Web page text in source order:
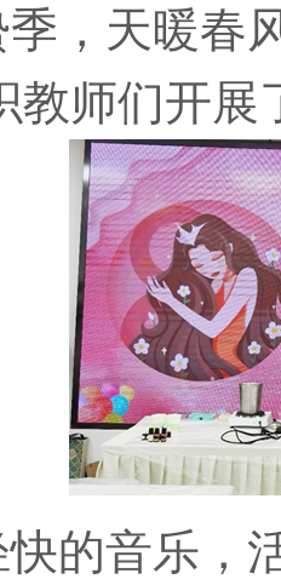
季，天暖春
教师们开展
的音乐，